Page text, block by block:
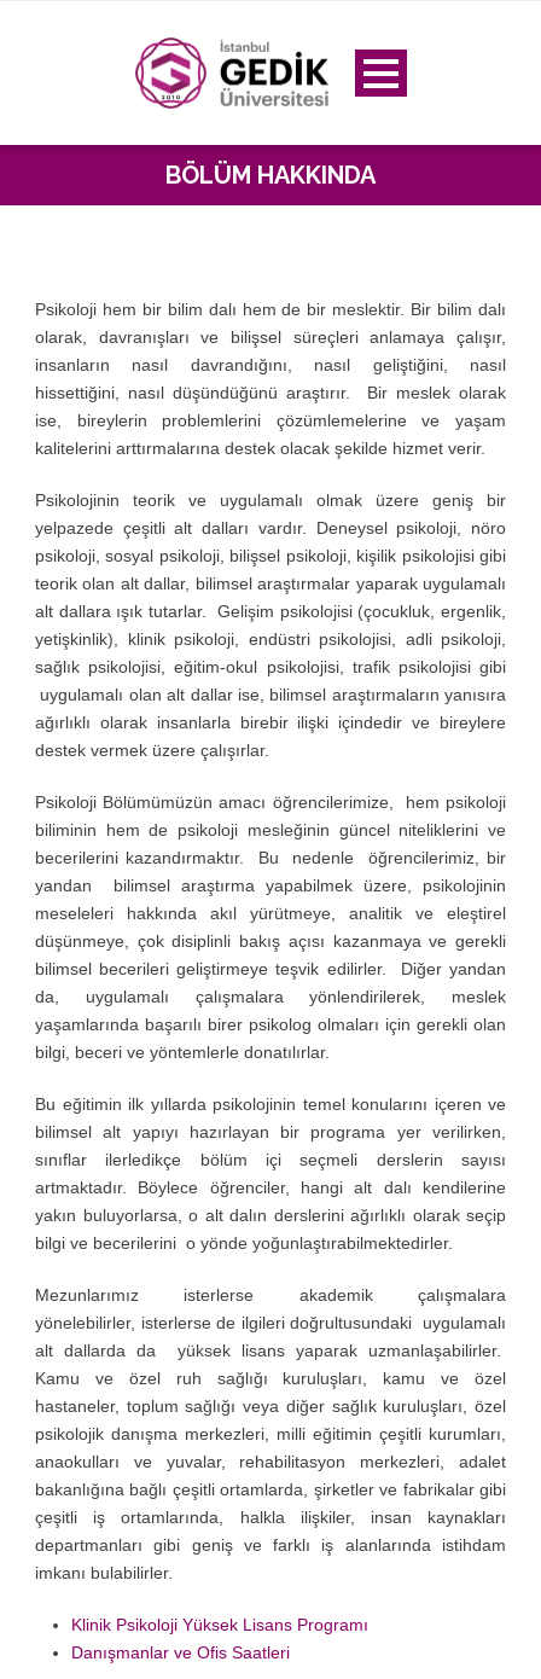
BÖLÜM HAKKINDA
Psikoloji hem bir bilim dalı hem de bir meslektir. Bir bilim dalı
olarak, davranışları ve bilişsel süreçleri anlamaya çalışır,
insanların nasıl davrandığını, nasıl geliştiğini, nasıl
hissettiğini, nasıl düşündüğünü araştırır. Bir meslek olarak
ise, bireylerin problemlerini çözümlemelerine ve yaşam
kalitelerini arttırmalarına destek olacak şekilde hizmet verir.
Psikolojinin teorik ve uygulamalı olmak üzere geniş bir
yelpazede çeşitli alt dalları vardır. Deneysel psikoloji, nöro
psikoloji, sosyal psikoloji, bilişsel psikoloji, kişilik psikolojisi gibi
teorik olan alt dallar, bilimsel araştırmalar yaparak uygulamalı
alt dallara ışık tutarlar. Gelişim psikolojisi (çocukluk, ergenlik,
yetişkinlik), klinik psikoloji, endüstri psikolojisi, adli psikoloji,
sağlık psikolojisi, eğitim-okul psikolojisi, trafik psikolojisi gibi
uygulamalı olan alt dallar ise, bilimsel araştırmaların yanısıra
ağırlıklı olarak insanlarla birebir ilişki içindedir ve bireylere
destek vermek üzere çalışırlar.
Psikoloji Bölümümüzün amacı öğrencilerimize, hem psikoloji
biliminin hem de psikoloji mesleğinin güncel niteliklerini ve
becerilerini kazandırmaktır. Bu nedenle öğrencilerimiz, bir
yandan bilimsel araştırma yapabilmek üzere, psikolojinin
meseleleri hakkında akıl yürütmeye, analitik ve eleştirel
düşünmeye, çok disiplinli bakış açısı kazanmaya ve gerekli
bilimsel becerileri geliştirmeye teşvik edilirler. Diğer yandan
da, uygulamalı çalışmalara yönlendirilerek, meslek
yaşamlarında başarılı birer psikolog olmaları için gerekli olan
bilgi, beceri ve yöntemlerle donatılırlar.
Bu eğitimin ilk yıllarda psikolojinin temel konularını içeren ve
bilimsel alt yapıyı hazırlayan bir programa yer verilirken,
sınıflar ilerledikçe bölüm içi seçmeli derslerin sayısı
artmaktadır. Böylece öğrenciler, hangi alt dalı kendilerine
yakın buluyorlarsa, o alt dalın derslerini ağırlıklı olarak seçip
bilgi ve becerilerini o yönde yoğunlaştırabilmektedirler.
Mezunlarımız isterlerse akademik çalışmalara
yönelebilirler, isterlerse de ilgileri doğrultusundaki uygulamalı
alt dallarda da yüksek lisans yaparak uzmanlaşabilirler.
Kamu ve özel ruh sağlığı kuruluşları, kamu ve özel
hastaneler, toplum sağlığı veya diğer sağlık kuruluşları, özel
psikolojik danışma merkezleri, milli eğitimin çeşitli kurumları,
anaokulları ve yuvalar, rehabilitasyon merkezleri, adalet
bakanlığına bağlı çeşitli ortamlarda, şirketler ve fabrikalar gibi
çeşitli iş ortamlarında, halkla ilişkiler, insan kaynakları
departmanları gibi geniş ve farklı iş alanlarında istihdam
imkanı bulabilirler.
Klinik Psikoloji Yüksek Lisans Programı
Danışmanlar ve Ofis Saatleri